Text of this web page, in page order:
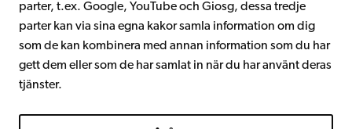
parter, t.ex. Google, YouTube och Giosg, dessa tredje
parter kan via sina egna kakor samla information om dig
som de kan kombinera med annan information som du har
gett dem eller som de har samlat in när du har använt deras
tjänster.